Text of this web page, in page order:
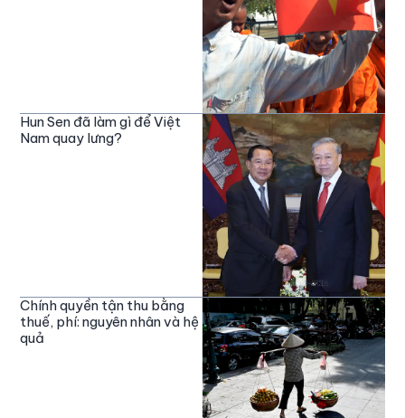
Hun Sen đã làm gì để Việt
Nam quay lưng?
Chính quyền tận thu bằng
thuế, phí: nguyên nhân và hệ
quả